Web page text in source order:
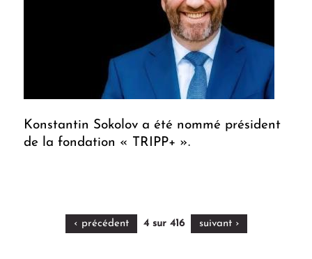
Konstantin Sokolov a été nommé président
de la fondation « TRIPP+ ».
‹ précédent 4 sur 416 suivant ›